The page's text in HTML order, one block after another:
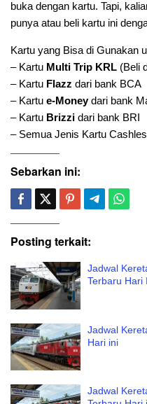
buka dengan kartu. Tapi,
punya atau beli kartu ini
Kartu yang Bisa di Gunakan
– Kartu Multi Trip KRL (Beli
– Kartu Flazz dari bank BCA
– Kartu e-Moneydari bank
– Kartu Brizzi dari bank BRI
– Semua Jenis Kartu
Sebarkan ini:
Posting terkait:
Jadwal
Terbaru Hari
Jadwal
Hari ini
Jadwal